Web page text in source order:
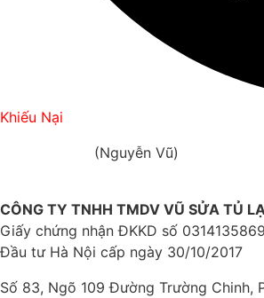
Khiếu Nại
(Nguyễn Vũ)
CÔNG TY TNHH TMDV VŨ SỬA TỦ
Giấy chứng nhận ĐKKD số
Đầu tư Hà Nội cấp ngày 30/10/2017
Số 83, Ngõ 109 Đường Trường Chinh,